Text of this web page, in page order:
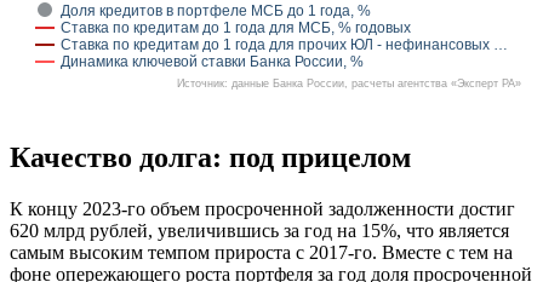
Доля кредитов в портфеле МСБ до 1 года, %
Ставка по кредитам до 1 года для МСБ, % годовых
Ставка по кредитам до 1 года для прочих ЮЛ - нефинансовых …
Динамика ключевой ставки Банка России, %
Источник: данные Банка России, расчеты агентства «Эксперт РА»
Качество долга: под прицелом
К концу 2023-го объем просроченной задолженности достиг
620 млрд рублей, увеличившись за год на 15%, что является
самым высоким темпом прироста с 2017-го. Вместе с тем на
фоне опережающего роста портфеля за год доля просроченной